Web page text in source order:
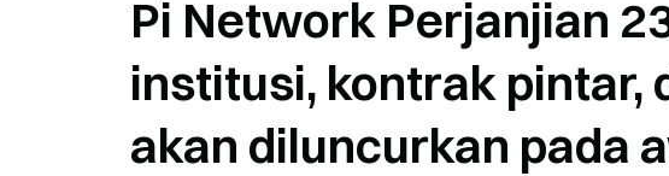
Pi Network Perjanjian
institusi, kontrak pintar,
akan diluncurkan pada